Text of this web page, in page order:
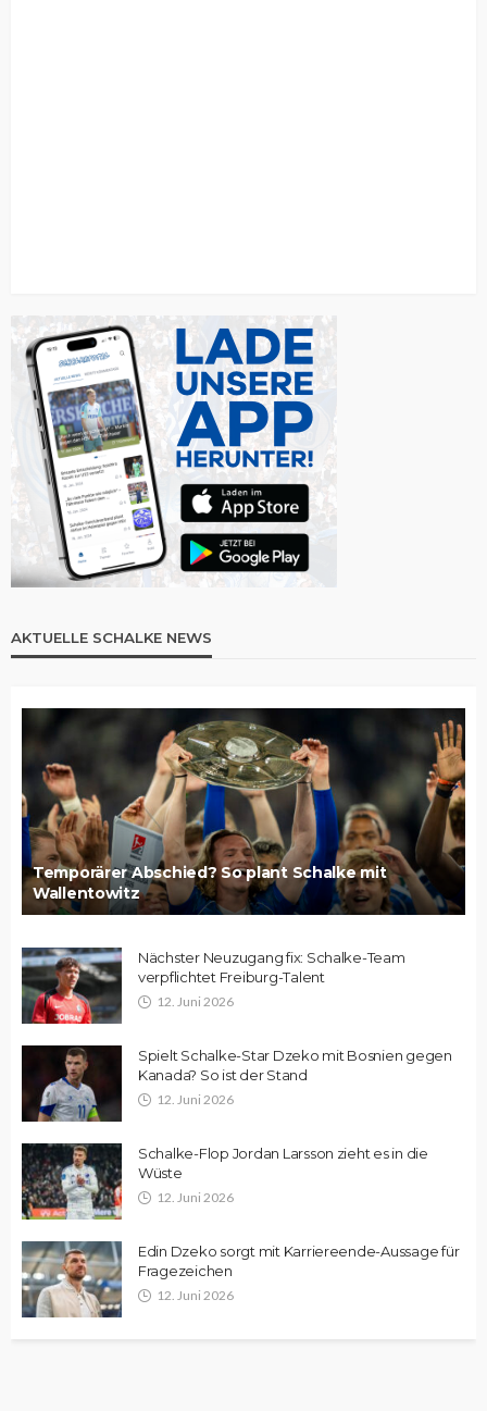
AKTUELLE SCHALKE NEWS
Temporärer Abschied? So plant Schalke mit
Wallentowitz
Nächster Neuzugang fix: Schalke-Team
verpflichtet Freiburg-Talent
12. Juni 2026
Spielt Schalke-Star Dzeko mit Bosnien gegen
Kanada? So ist der Stand
12. Juni 2026
Schalke-Flop Jordan Larsson zieht es in die
Wüste
12. Juni 2026
Edin Dzeko sorgt mit Karriereende-Aussage für
Fragezeichen
12. Juni 2026